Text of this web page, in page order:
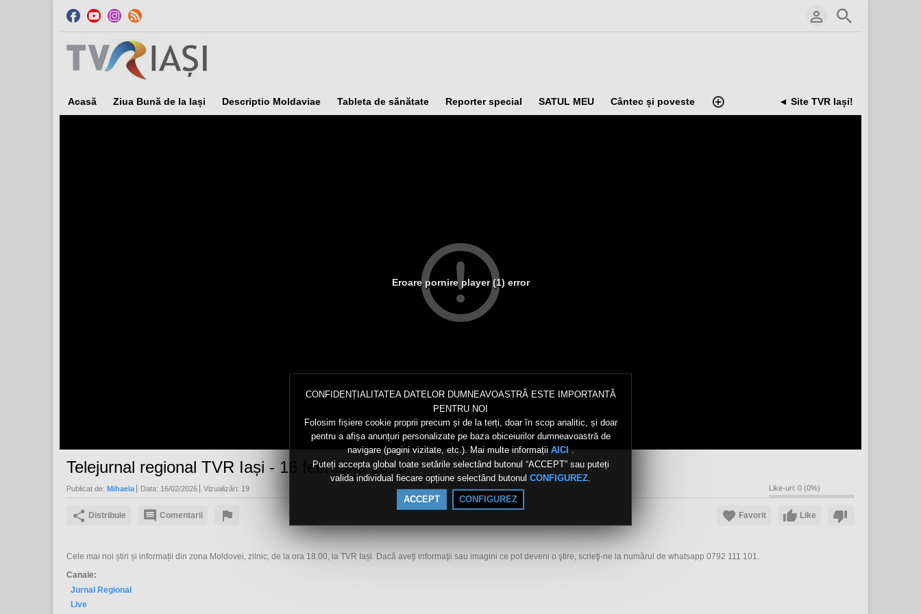
CONFIDENȚIALITATEA DATELOR DUMNEAVOASTRĂ ESTE IMPORTANTĂ
PENTRU NOI
Folosim fișiere cookie proprii precum și de la terți, doar în scop analitic, și doar
pentru a afișa anunțuri personalizate pe baza obiceiurilor dumneavoastră de
navigare (pagini vizitate, etc.). Mai multe informații AICI .
Puteți accepta global toate setările selectând butonul “ACCEPT” sau puteți
valida individual fiecare opțiune selectând butonul CONFIGUREZ
ACCEPT CONFIGUREZ
Acasă Ziua Bună de la Iași Descriptio Moldaviae Tableta de sănătate Reporter special SATUL MEU Cântec și poveste ◄ Site TVR Iași!
Eroare pornire player (1) error
Telejurnal regional TVR Iași - 16 februarie 2026
Publicat de: Mihaela Data: 16/02/2026 Vizualizări: 19 Like-uri: 0 (0%)
Distribuie Comentarii Like
Favorit
Cele mai noi știri și informații din zona Moldovei, zilnic, de la ora 18.00, la TVR Iași. Dacă aveţi informaţii sau imagini ce pot deveni o ştire, scrieţi-ne la numărul de whatsapp 0792 111 101.
Canale:
Jurnal Regional
Live